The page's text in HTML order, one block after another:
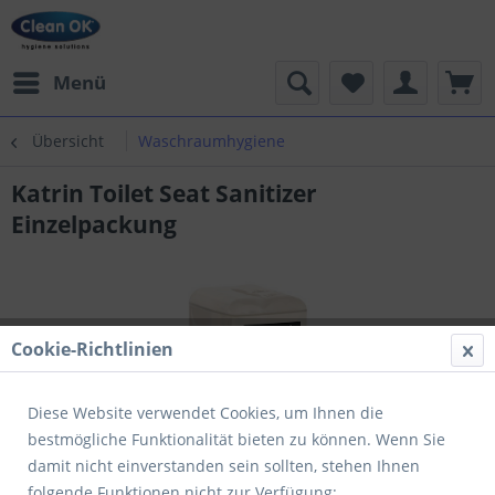
Menü
Übersicht Waschraumhygiene
Katrin Toilet Seat Sanitizer
Einzelpackung
Cookie-Richtlinien
Diese Website verwendet Cookies, um Ihnen die
bestmögliche Funktionalität bieten zu können. Wenn Sie
damit nicht einverstanden sein sollten, stehen Ihnen